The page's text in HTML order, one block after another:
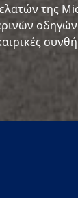
της